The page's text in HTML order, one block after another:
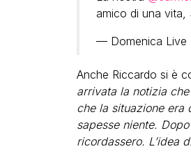
amico di una vita,
— Domenica Live
Anche Riccardo si è
arrivata la notizia
che la situazione era
sapesse niente.
ricordassero. L’idea